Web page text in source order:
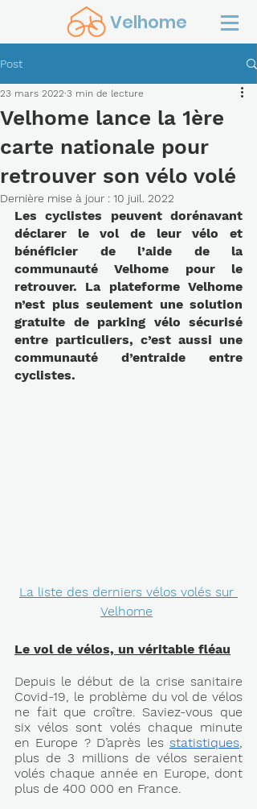
Velhome
Post
Velhome lance la 1ère
carte nationale pour
retrouver son vélo volé
23 mars 2022 3 min de lecture
Dernière mise à jour : 10 juil. 2022
Les cyclistes peuvent dorénavant
déclarer le vol de leur vélo et
bénéficier de l’aide de la
communauté Velhome pour le
retrouver. La plateforme Velhome
n’est plus seulement une solution
gratuite de parking vélo sécurisé
entre particuliers, c’est aussi une
communauté d’entraide entre
cyclistes.
La liste des derniers vélos volés sur
Velhome
Le vol de vélos, un véritable fléau
Depuis le début de la crise sanitaire
Covid-19, le problème du vol de vélos
ne fait que croître. Saviez-vous que
six vélos sont volés chaque minute
en Europe ? D’après les statistiques,
plus de 3 millions de vélos seraient
volés chaque année en Europe, dont
plus de 400 000 en France.